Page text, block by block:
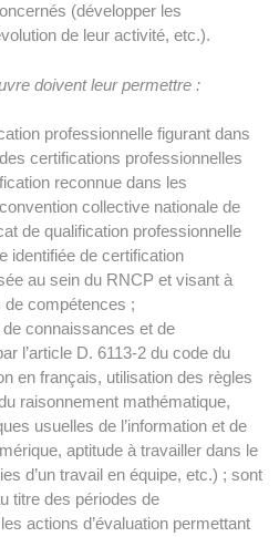
(développer les
de leur activité, etc.).
doivent leur permettre :
professionnelle figurant dans
certifications professionnelles
reconnue dans les
collective nationale de
de qualification professionnelle
identifiée de certification
au sein du RNCP et visant à
de compétences ;
connaissances et de
l’article D. 6113-2 du code du
en français, utilisation des règles
raisonnement mathématique,
usuelles de l’information et de
aptitude à travailler dans le
d’un travail en équipe, etc.) ; sont
titre des périodes de
actions d’évaluation permettant